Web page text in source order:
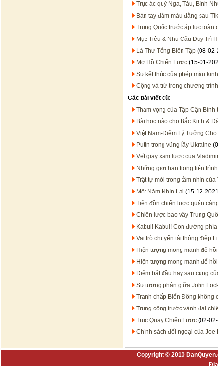
Trục ác quỷ Nga, Tàu, Bình
Bàn tay đẫm máu đằng sau
Trung Quốc trước áp lực toàn
Mục Tiêu & Nhu Cầu Duy Trì
Lá Thư Tổng Biên Tập (08-02-
Mơ Hồ Chiến Lược (15-01-
Sự kết thúc của phép màu
Cộng và trừ trong chương
Các bài viết cũ:
Tham vọng của Tập Cận
Bài học nào cho Bắc Kinh &
Việt Nam-Điểm Lý Tưởng
Putin trong vũng lầy Ukraine
Vết giày xâm lược của
Những giới hạn trong tiến
Trật tự mới trong tầm nhìn của
Một Năm Nhìn Lại (15-12-
Tiền đồn chiến lược quân
Chiến lược bao vây Trung
Kabul! Kabul! Con đường
Vai trò chuyển tải thông điệp
Hiện tượng mong manh để
Hiện tượng mong manh để
Điểm bắt đầu hay sau cùng
Sự tương phản giữa John
Tranh chấp Biển Đông không
Trung cộng trước vành đai
Trục Quay Chiến Lược (02-
Chính sách đối ngoại của Joe
Copyright © 2010